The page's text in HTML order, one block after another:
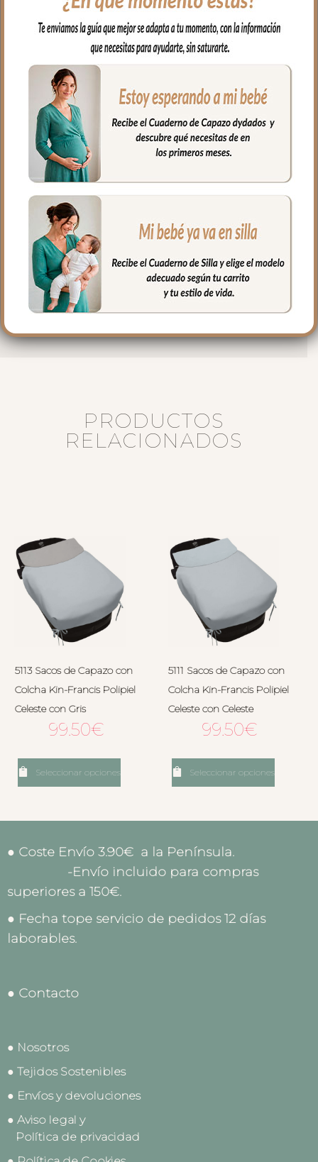
cremallera.
Vuelve el borde del todo el capazo.
Este interior en tejido piqué liso; un piqué
de algodón, lleva relleno en todo el lateral,
vuelve el aro en todo el capazo. El
colchón siempre va encima. Necesitas
bajera o sabanita.
**No incluye bajera.
En la zona del asa de la capota se ajusta
con lazos.
Puedes lavar a mano o en lavadora,
siempre agua fría, jabones no abrasivos y
secado al natural.
Medidas:
Largo: 76 cm
Alto 23 cm
PRODUCTOS
RELACIONADOS
5113 Sacos de Capazo con
Colcha Kin-Francis Polipiel
Celeste con Gris
99.50€
Seleccionar opciones
5111 Sacos de Capazo con
Colcha Kin-Francis Polipiel
Celeste con Celeste
99.50€
Seleccionar opciones
● Coste Envío 3.90€ a la Península.
-Envío incluido para compras
superiores a 150€.
● Fecha tope servicio de pedidos 12 días
laborables.
● Contacto
● Nosotros
● Tejidos Sostenibles
● Envíos y devoluciones
● Aviso legal y
Política de privacidad